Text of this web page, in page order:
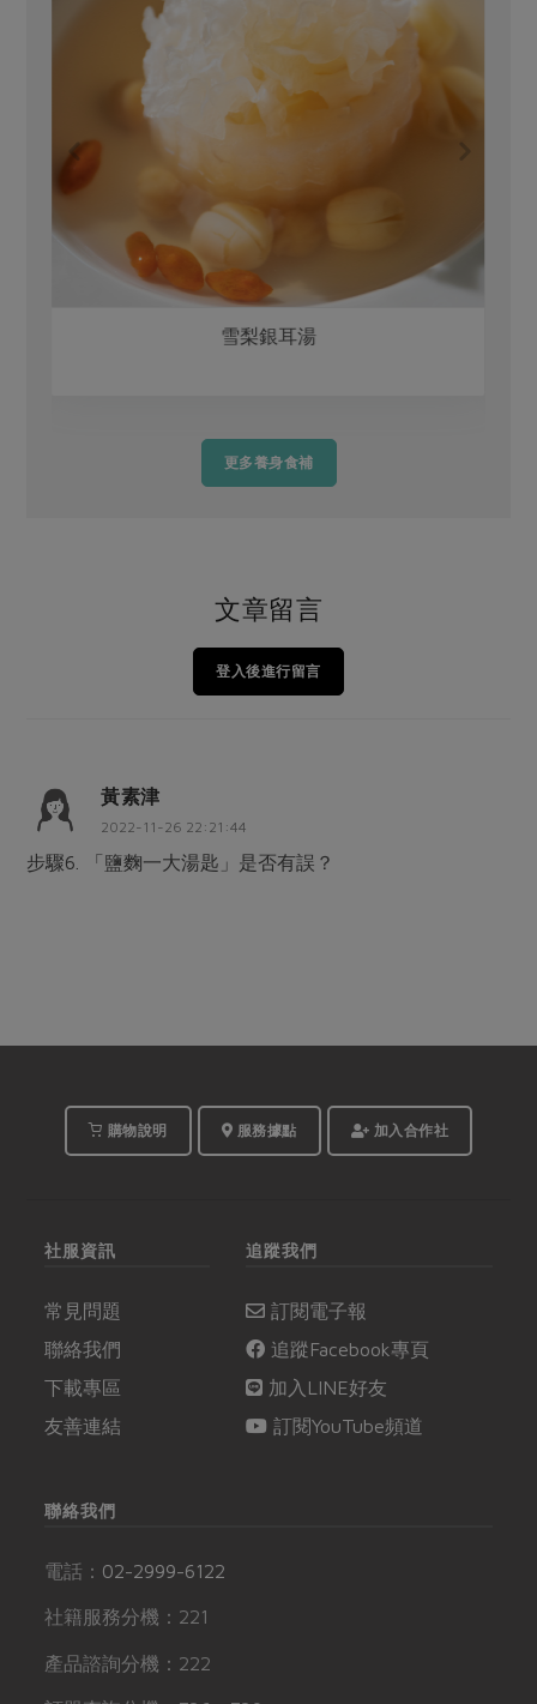
雪梨銀耳湯
更多養身食補
文章留言
登入後進行留言
黃素津
2022-11-26 22:21:44
步驟6. 「鹽麴一大湯匙」是否有誤？
購物說明 服務據點 加入合作社
社服資訊
常見問題
聯絡我們
下載專區
友善連結
追蹤我們
訂閱電子報
追蹤Facebook專頁
加入LINE好友
訂閱YouTube頻道
聯絡我們
電話： 02-2999-6122
社籍服務分機：221
產品諮詢分機：222